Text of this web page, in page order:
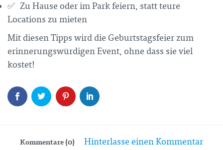
✅ Zu Hause oder im Park feiern, statt teure
Locations zu mieten
Mit diesen Tipps wird die Geburtstagsfeier zum
erinnerungswürdigen Event, ohne dass sie viel
kostet!
Kommentare (0) Hinterlasse einen Kommentar